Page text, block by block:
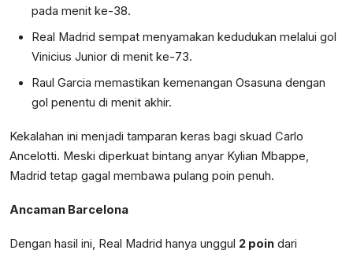
pada menit ke-38.
Real Madrid sempat menyamakan kedudukan melalui gol
Vinicius Junior di menit ke-73.
Raul Garcia memastikan kemenangan Osasuna dengan
gol penentu di menit akhir.
Kekalahan ini menjadi tamparan keras bagi skuad Carlo
Ancelotti. Meski diperkuat bintang anyar Kylian Mbappe,
Madrid tetap gagal membawa pulang poin penuh.
Ancaman Barcelona
Dengan hasil ini, Real Madrid hanya unggul 2 poin dari